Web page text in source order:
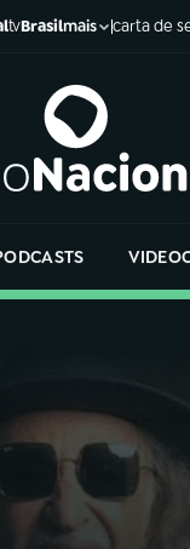
tvBrasilmais carta de